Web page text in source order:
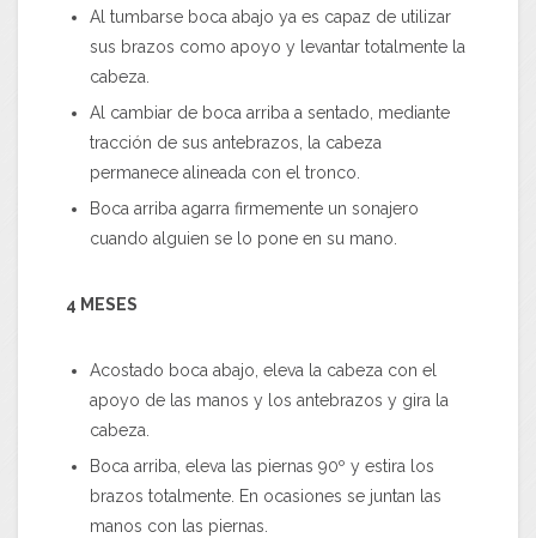
Al tumbarse boca abajo ya es capaz de utilizar
sus brazos como apoyo y levantar totalmente la
cabeza.
Al cambiar de boca arriba a sentado, mediante
tracción de sus antebrazos, la cabeza
permanece alineada con el tronco.
Boca arriba agarra firmemente un sonajero
cuando alguien se lo pone en su mano.
4 MESES
Acostado boca abajo, eleva la cabeza con el
apoyo de las manos y los antebrazos y gira la
cabeza.
Boca arriba, eleva las piernas 90º y estira los
brazos totalmente. En ocasiones se juntan las
manos con las piernas.